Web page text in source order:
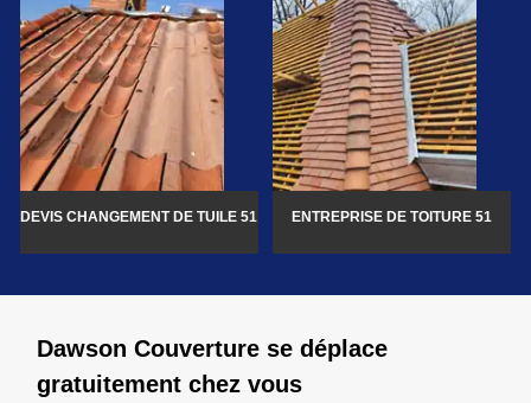
DEVIS CHANGEMENT DE TUILE 51 ENTREPRISE DE TOITURE 51
Dawson Couverture se déplace
gratuitement chez vous